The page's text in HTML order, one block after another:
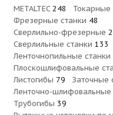
METALTEC248 Токарные
Фрезерные станки 48
Сверлильно-фрезерные
Сверлильные станки 133
Ленточнопильные станки
Плоскошлифовальные
Листогибы 79 Заточные
Ленточно-шлифовальные
Трубогибы 39